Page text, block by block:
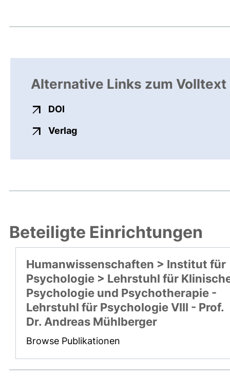
Alternative Links zum Volltext
DOI
Verlagexterner Link, öffnet neues
Beteiligte Einrichtungen
Humanwissenschaften > Institut für
Psychologie > Lehrstuhl für
Psychologie und Psychotherapie -
Lehrstuhl für Psychologie VIII - Prof.
Dr. Andreas Mühlberger
Browse Publikationen